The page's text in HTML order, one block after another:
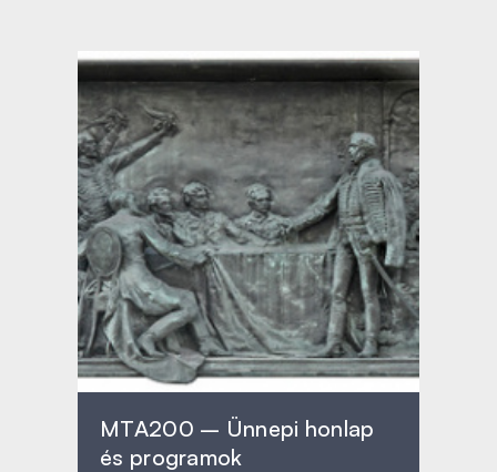
MTA200 – Ünnepi honlap
és programok